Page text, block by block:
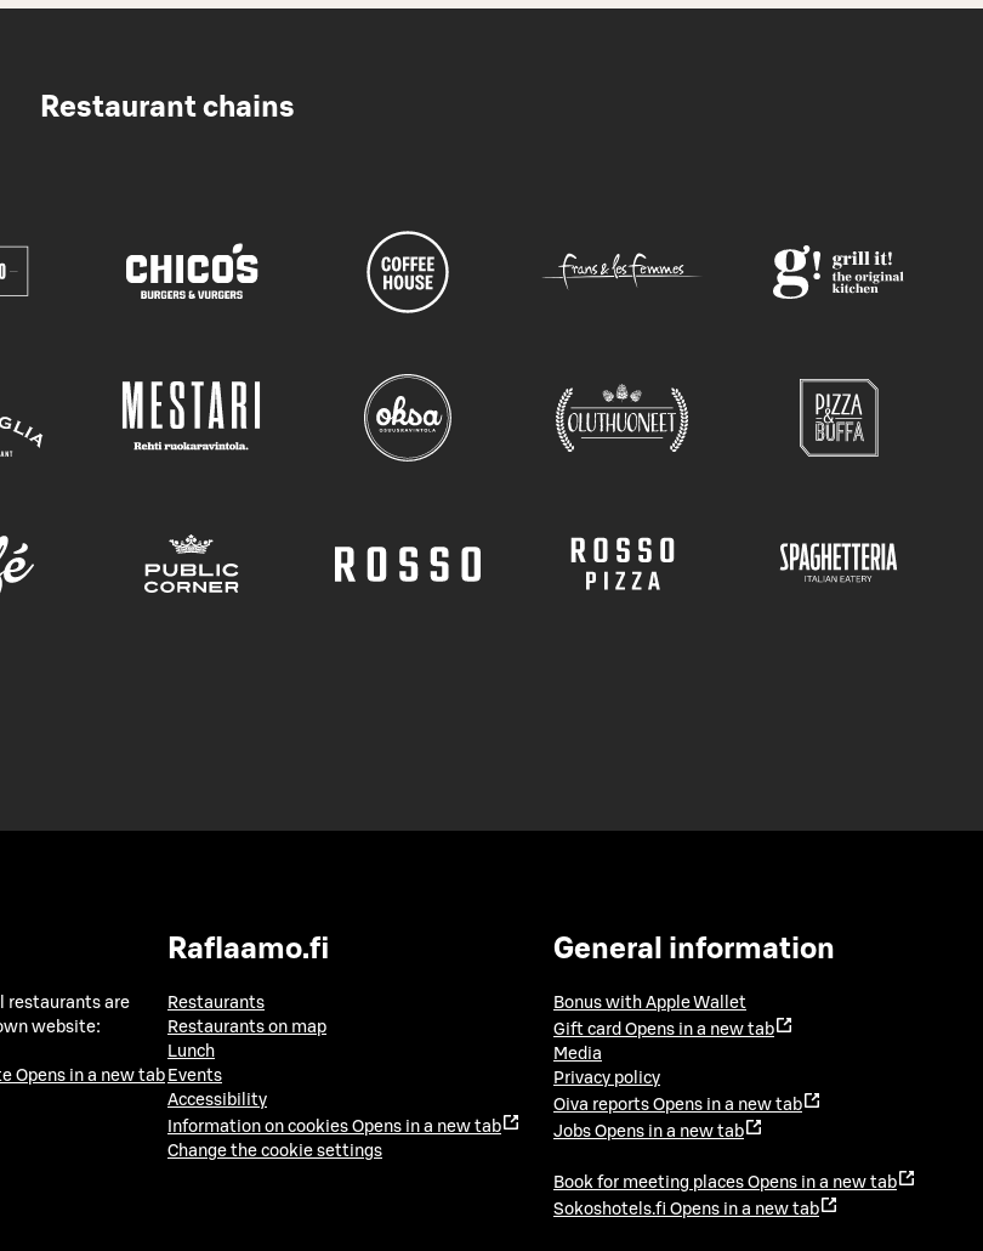
Restaurant chains
restaurants are
website:
Opens in a new tab
Raflaamo.fi
Restaurants
Restaurants on map
Lunch
Events
Accessibility
Information on cookies Opens in a new tab
Change the cookie settings
General information
Bonus with Apple Wallet
Gift card Opens in a new tab
Media
Privacy policy
Oiva reports Opens in a new tab
Jobs Opens in a new tab
Book for meeting places Opens in a new tab
Sokoshotels.fi Opens in a new tab